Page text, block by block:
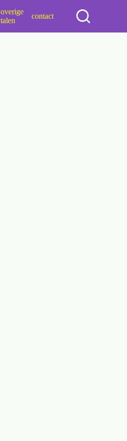
overige
talen
contact